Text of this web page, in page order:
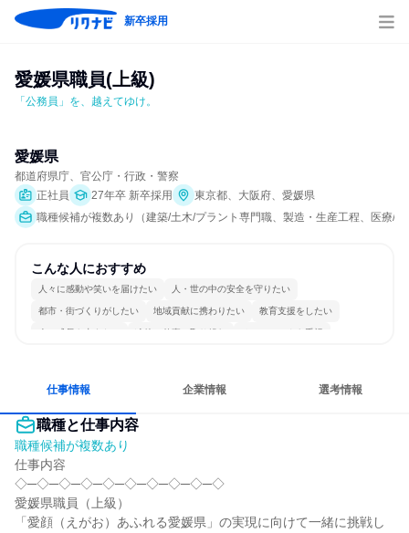
新卒採用
愛媛県職員(上級)
「公務員」を、越えてゆけ。
愛媛県
都道府県庁、官公庁・行政・警察
正社員
27年卒 新卒採用
東京都、大阪府、愛媛県
職種候補が複数あり（建築/土木/プラント専門職、製造・生産工程、医療/
こんな人におすすめ
人々に感動や笑いを届けたい 人・世の中の安全を守りたい
都市・街づくりがしたい 地域貢献に携わりたい 教育支援をしたい
人の成長を支えたい 冷静に仕事に取り組む チームワークを重視
仕事情報 企業情報 選考情報
職種と仕事内容
職種候補が複数あり
仕事内容
◇─◇─◇─◇─◇─◇─◇─◇─◇─◇
愛媛県職員（上級）
「愛顔（えがお）あふれる愛媛県」の実現に向けて一緒に挑戦し